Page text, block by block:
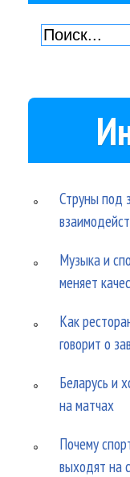
Струны под
Музыка и
меняет
Как
говорит о
Беларусь и
на матчах
Почему
выходят на